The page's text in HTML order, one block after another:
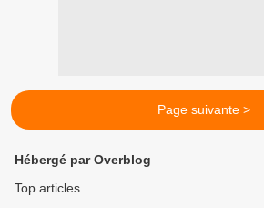
Page suivante >
Hébergé par Overblog
Top articles